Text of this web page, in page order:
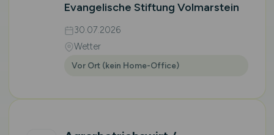
Evangelische Stiftung Volmarstein
30.07.2026
Wetter
Vor Ort (kein Home-Office)